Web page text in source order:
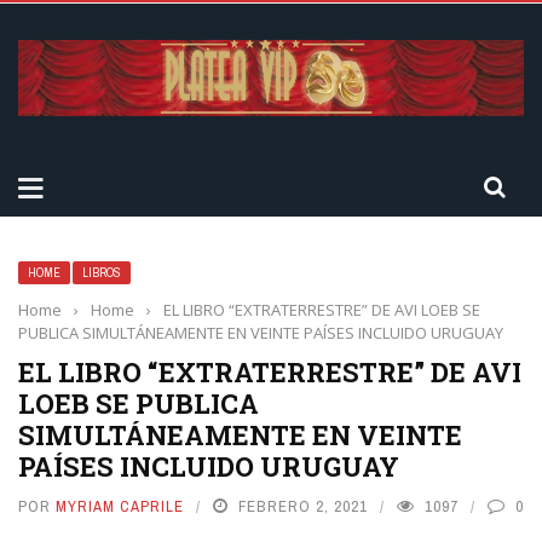
HOME LIBROS
Home › Home ›
EL LIBRO “EXTRATERRESTRE” DE AVI LOEB SE
PUBLICA SIMULTÁNEAMENTE EN VEINTE PAÍSES INCLUIDO URUGUAY
EL LIBRO “EXTRATERRESTRE” DE AVI
LOEB SE PUBLICA
SIMULTÁNEAMENTE EN VEINTE
PAÍSES INCLUIDO URUGUAY
POR MYRIAM CAPRILE FEBRERO 2, 2021 1097 0